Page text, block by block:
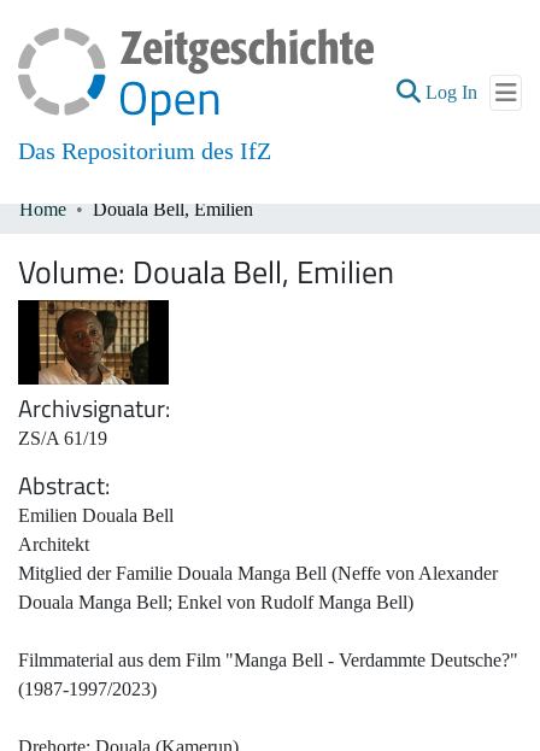
Das Repositorium des IfZ
Log In (current)
All of DSpace
Home Douala Bell, Emilien
Volume: Douala Bell, Emilien
Archivsignatur
ZS/A 61/19
Abstract
Emilien Douala Bell
Architekt
Mitglied der Familie Douala Manga Bell (Neffe von Alexander
Douala Manga Bell; Enkel von Rudolf Manga Bell)
Filmmaterial aus dem Film "Manga Bell - Verdammte Deutsche?"
(1987-1997/2023)